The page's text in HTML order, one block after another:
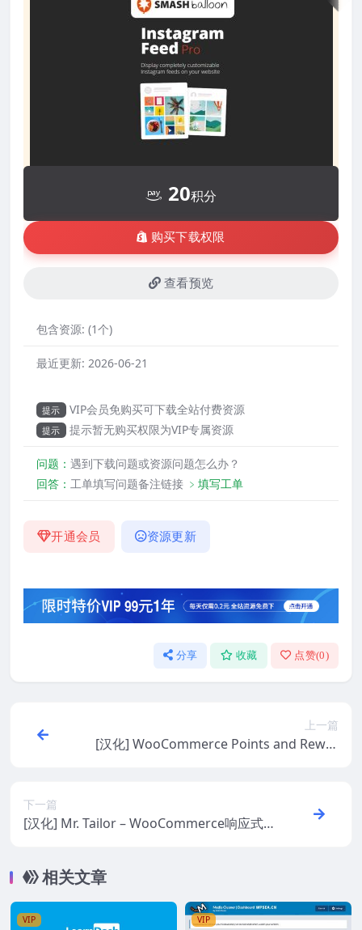
20积分
购买下载权限
查看预览
包含资源: (1个)
最近更新: 2026-06-21
提示 VIP会员免购买可下载全站付费资源
提示 提示暂无购买权限为VIP专属资源
问题： 遇到下载问题或资源问题怎么办？
回答： 工单填写问题备注链接 ﹥填写工单
开通会员 资源更新
分享 收藏 点赞(0)
上一篇
[汉化] WooCommerce Points and Rewar
下一篇
[汉化] Mr. Tailor – WooCommerce响应式
相关文章
VIP VIP